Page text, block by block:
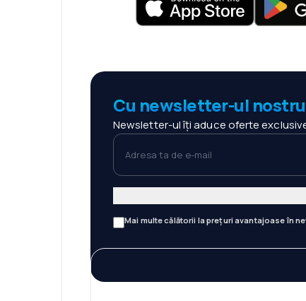
Cu newsletter-ul nostru
Newsletter-ul îți aduce oferte
Adresa ta de e-mail
Mai multe călătorii la prețuri avantajoase în